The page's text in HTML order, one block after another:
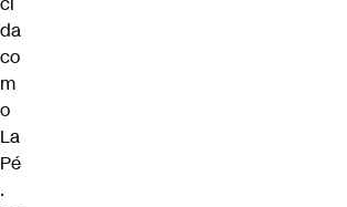
da
co
m
o
La
Pé
.